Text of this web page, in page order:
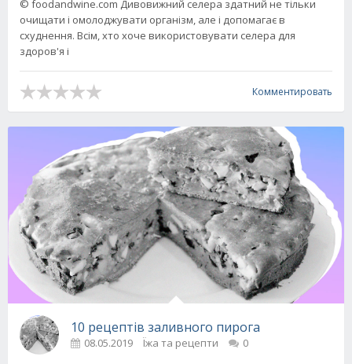
© foodandwine.com Дивовижний селера здатний не тільки
очищати і омолоджувати організм, але і допомагає в
схуднення. Всім, хто хоче використовувати селера для
здоров'я і
Комментировать
10 рецептів заливного пирога
08.05.2019 Їжа та рецепти 0